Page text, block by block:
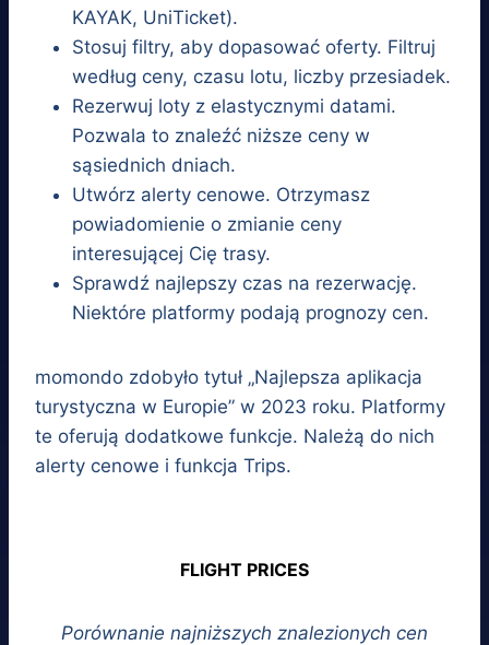
KAYAK, UniTicket).
Stosuj filtry, aby dopasować oferty. Filtruj
według ceny, czasu lotu, liczby przesiadek.
Rezerwuj loty z elastycznymi datami.
Pozwala to znaleźć niższe ceny w
sąsiednich dniach.
Utwórz alerty cenowe. Otrzymasz
powiadomienie o zmianie ceny
interesującej Cię trasy.
Sprawdź najlepszy czas na rezerwację.
Niektóre platformy podają prognozy cen.
momondo zdobyło tytuł „Najlepsza aplikacja
turystyczna w Europie” w 2023 roku. Platformy
te oferują dodatkowe funkcje. Należą do nich
alerty cenowe i funkcja Trips.
FLIGHT PRICES
Porównanie najniższych znalezionych cen